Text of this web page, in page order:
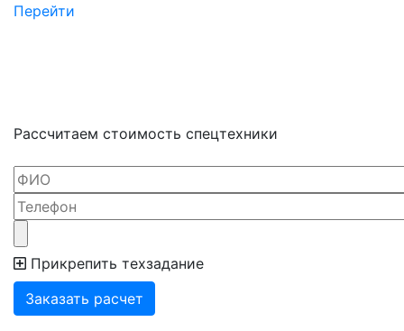
Перейти
Рассчитаем стоимость спецтехники
Прикрепить техзадание